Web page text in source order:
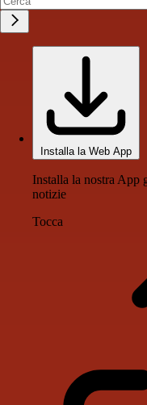
Installa la Web App
Installa la nostra App
notizie
Tocca